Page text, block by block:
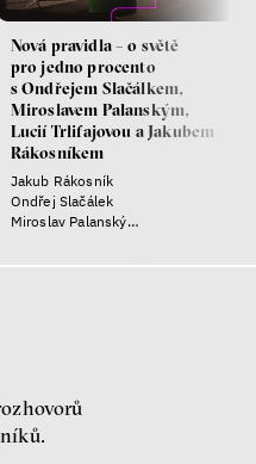
Nová pravidla – o světě
pro jedno procento
s Ondřejem Slačálkem,
Miroslavem Palanským,
Lucií Trlifajovou a Jakubem
Rákosníkem
Jakub Rákosník
Ondřej Slačálek
Miroslav Palanský
Kateřina Smejkalová